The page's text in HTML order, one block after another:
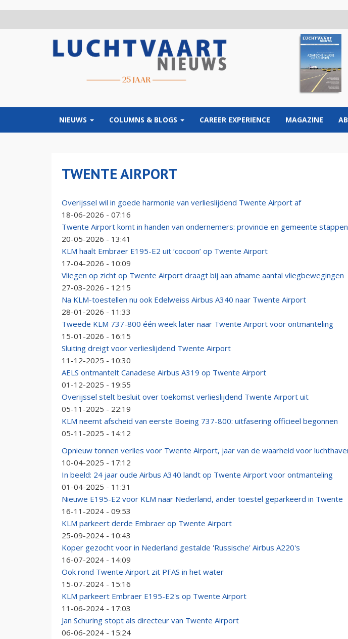
NIEUWS COLUMNS & BLOGS CAREER EXPERIENCE MAGAZINE
TWENTE AIRPORT
Overijssel wil in goede harmonie van verlieslijdend Twente Airport af
18-06-2026 - 07:16
Twente Airport komt in handen van ondernemers: provincie en gemeente
20-05-2026 - 13:41
KLM haalt Embraer E195-E2 uit ‘cocoon’ op Twente Airport
17-04-2026 - 10:09
Vliegen op zicht op Twente Airport draagt bij aan afname aantal vliegbewegingen
27-03-2026 - 12:15
Na KLM-toestellen nu ook Edelweiss Airbus A340 naar Twente Airport
28-01-2026 - 11:33
Tweede KLM 737-800 één week later naar Twente Airport voor ontmanteling
15-01-2026 - 16:15
Sluiting dreigt voor verlieslijdend Twente Airport
11-12-2025 - 10:30
AELS ontmantelt Canadese Airbus A319 op Twente Airport
01-12-2025 - 19:55
Overijssel stelt besluit over toekomst verlieslijdend Twente Airport uit
05-11-2025 - 22:19
KLM neemt afscheid van eerste Boeing 737-800: uitfasering officieel begonnen
05-11-2025 - 14:12
Opnieuw tonnen verlies voor Twente Airport, jaar van de waarheid voor
10-04-2025 - 17:12
In beeld: 24 jaar oude Airbus A340 landt op Twente Airport voor ontmanteling
01-04-2025 - 11:31
Nieuwe E195-E2 voor KLM naar Nederland, ander toestel geparkeerd in Twente
16-11-2024 - 09:53
KLM parkeert derde Embraer op Twente Airport
25-09-2024 - 10:43
Koper gezocht voor in Nederland gestalde 'Russische' Airbus A220's
16-07-2024 - 14:09
Ook rond Twente Airport zit PFAS in het water
15-07-2024 - 15:16
KLM parkeert Embraer E195-E2's op Twente Airport
11-06-2024 - 17:03
Jan Schuring stopt als directeur van Twente Airport
06-06-2024 - 15:24